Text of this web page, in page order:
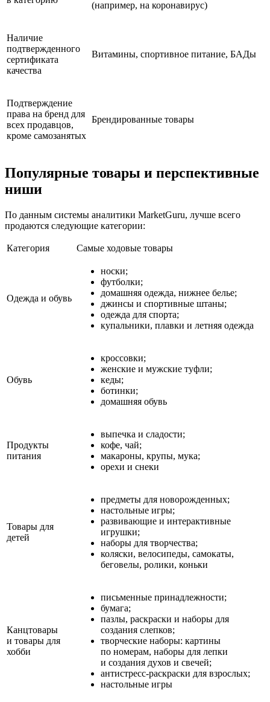
(например, на коронавирус)
Наличие
подтвержденного
сертификата
качества
Витамины, спортивное питание, БАДы
Подтверждение
права на бренд для
всех продавцов,
кроме самозанятых
Брендированные товары
Популярные товары и перспективные
ниши
По данным системы аналитики MarketGuru, лучше всего
продаются следующие категории:
Категория Самые ходовые товары
Одежда и обувь
носки;
футболки;
домашняя одежда, нижнее белье;
джинсы и спортивные штаны;
одежда для спорта;
купальники, плавки и летняя одежда
Обувь
кроссовки;
женские и мужские туфли;
кеды;
ботинки;
домашняя обувь
Продукты
питания
выпечка и сладости;
кофе, чай;
макароны, крупы, мука;
орехи и снеки
Товары для
детей
предметы для новорожденных;
настольные игры;
развивающие и интерактивные
игрушки;
наборы для творчества;
коляски, велосипеды, самокаты,
беговелы, ролики, коньки
Канцтовары
и товары для
хобби
письменные принадлежности;
бумага;
пазлы, раскраски и наборы для
создания слепков;
творческие наборы: картины
по номерам, наборы для лепки
и создания духов и свечей;
антистресс-раскраски для взрослых;
настольные игры